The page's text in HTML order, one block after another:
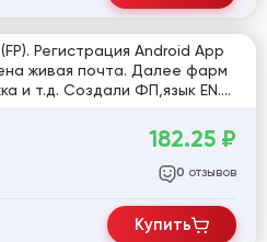
Регистрация Android App
живая почта. Далее фарм
и т.д. Создали ФП,язык EN.
182.25 ₽
0 отзывов
Купить